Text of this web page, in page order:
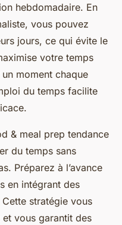
hebdomadaire. En
vous pouvez
jours, ce qui évite le
votre temps
moment chaque
du temps facilite
& meal prep tendance
du temps sans
Préparez à l’avance
en intégrant des
stratégie vous
vous garantit des